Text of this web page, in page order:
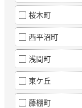
桜木町
西平沼町
浅間町
東ケ丘
藤棚町